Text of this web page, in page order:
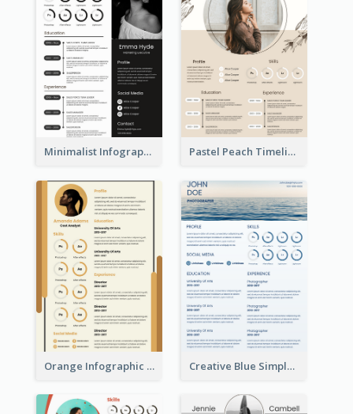
Minimalist Infographic Resume Pastel Peach Timeline Resume
Orange Infographic Market Analyst Resume Creative Blue Simple Resume